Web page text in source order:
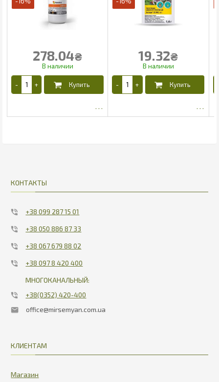
278.04₴ 19.32₴
КОНТАКТЫ
+38 099 287 15 01
+38 050 886 87 33
+38 067 679 88 02
+38 097 8 420 400
МНОГОКАНАЛЬНЫЙ:
+38(0352) 420-400
office@mirsemyan.com.ua
КЛИЕНТАМ
Магазин